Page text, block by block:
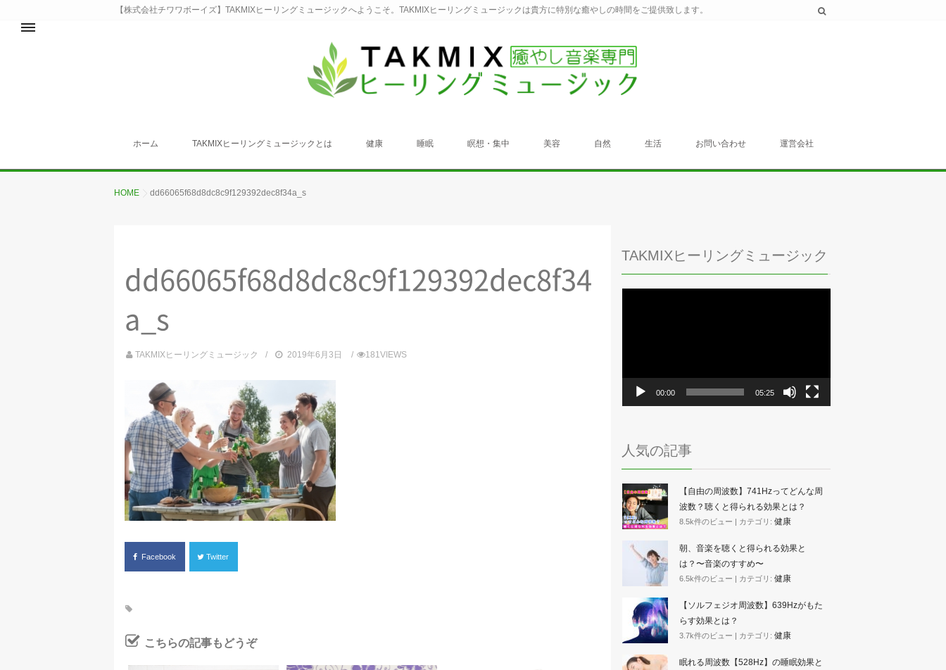
【株式会社チワワボーイズ】TAKMIXヒーリングミュージックへようこそ。TAKMIXヒーリングミュージックは貴方に特別な癒やしの時間をご提供致します。
ホーム TAKMIXヒーリングミュージックとは 健康 睡眠 瞑想・集中 美容 自然 生活 お問い合わせ 運営会社
HOME dd66065f68d8dc8c9f129392dec8f34a_s
dd66065f68d8dc8c9f129392dec8f34
a_s
TAKMIXヒーリングミュージック 2019年6月3日 181VIEWS
Facebook Twitter
こちらの記事もどうぞ
TAKMIXヒーリングミュージック
00:00 05:25
人気の記事
【自由の周波数】741Hzってどんな周
波数？聴くと得られる効果とは？
8.5k件のビュー | カテゴリ: 健康
朝、音楽を聴くと得られる効果と
は？〜音楽のすすめ〜
6.5k件のビュー | カテゴリ: 健康
【ソルフェジオ周波数】639Hzがもた
らす効果とは？
3.7k件のビュー | カテゴリ: 健康
眠れる周波数【528Hz】の睡眠効果と